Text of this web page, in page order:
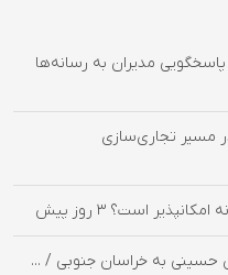
پاسخگویی مدیران به رسانه‌ها
مسیر تجاری‌سازی
امکانپذیر است؟ 3 روز پیش